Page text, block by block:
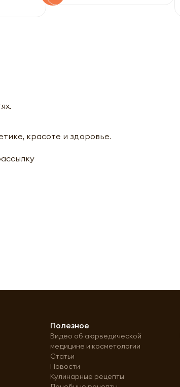
красоте и здоровье.
Полезное
Видео об аюрведической
медицине и косметологии
Статьи
Новости
Кулинарные рецепты